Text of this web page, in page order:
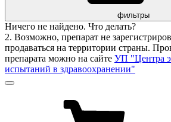
фильтры
Ничего не найдено. Что делать?
2. Возможно, препарат не
продаваться на территории страны.
препарата можно на сайте УП "Центра
испытаний в здравоохранении"